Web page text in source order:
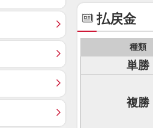
払戻金
種類
単勝
複勝